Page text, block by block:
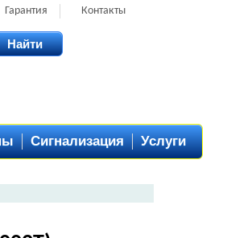
Гарантия Контакты
Найти
Сигнализация Услуги